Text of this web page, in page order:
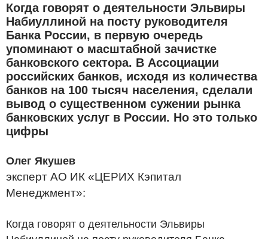
Когда говорят о деятельности Эльвиры
Набиуллиной на посту руководителя
Банка России, в первую очередь
упоминают о масштабной зачистке
банковского сектора. В Ассоциации
российских банков, исходя из количества
банков на 100 тысяч населения, сделали
вывод о существенном сужении рынка
банковских услуг в России. Но это только
цифры
Олег Якушев
эксперт АО ИК «ЦЕРИХ Кэпитал
Менеджмент»:
Когда говорят о деятельности Эльвиры